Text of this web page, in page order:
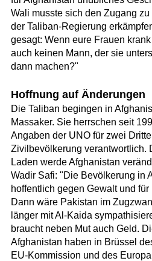
Wali musste sich den Zugang
der Taliban-Regierung
gesagt: Wenn eure Frauen
auch keinen Mann, der sie
dann machen?"
Hoffnung auf Änderungen
Die Taliban begingen in
Massaker. Sie herrschen seit
Angaben der UNO für zwei
Zivilbevölkerung verantwortlich.
Laden werde Afghanistan
Wadir Safi: "Die Bevölkerung in
hoffentlich gegen Gewalt und
Dann wäre Pakistan im
länger mit Al-Kaida
braucht neben Mut auch Geld.
Afghanistan haben in Brüssel
EU-Kommission und des